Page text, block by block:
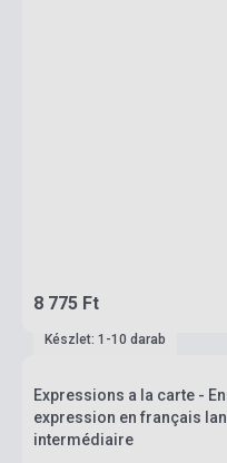
8 775 Ft
Készlet: 1-10 darab
Expressions a la carte -
expression en français
intermédiaire